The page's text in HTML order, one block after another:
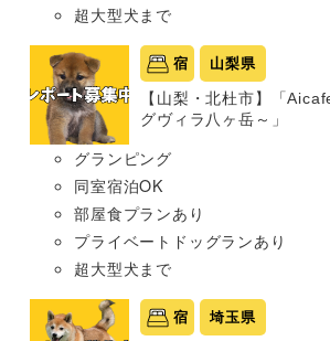
超大型犬まで
宿 山梨県
【山梨・北杜市】「
グヴィラ八ヶ岳～」
グランピング
同室宿泊OK
部屋食プランあり
プライベートドッグランあり
超大型犬まで
宿 埼玉県